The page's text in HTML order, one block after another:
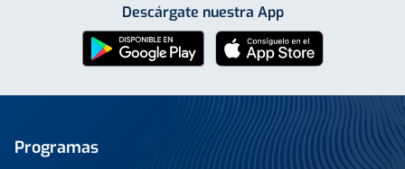
Descárgate nuestra App
Programas